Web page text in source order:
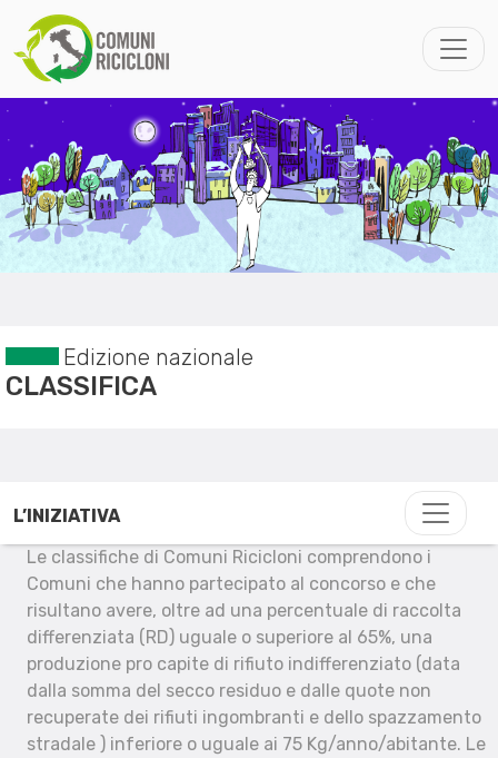
Edizione nazionale
CLASSIFICA
L’INIZIATIVA
Le classifiche di Comuni Ricicloni comprendono i
Comuni che hanno partecipato al concorso e che
risultano avere, oltre ad una percentuale di raccolta
differenziata (RD) uguale o superiore al 65%, una
produzione pro capite di rifiuto indifferenziato (data
dalla somma del secco residuo e dalle quote non
recuperate dei rifiuti ingombranti e dello spazzamento
stradale ) inferiore o uguale ai 75 Kg/anno/abitante. Le